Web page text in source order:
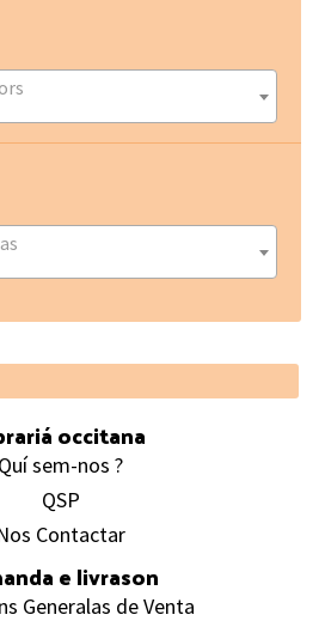
occitana
Quí sem-nos ?
QSP
Contactar
e livrason
Generalas de Venta